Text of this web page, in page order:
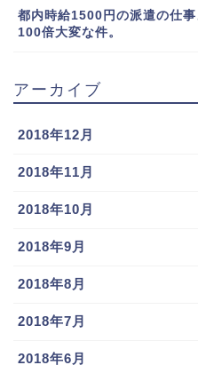
都内時給1500円の派遣の仕
100倍大変な件。
アーカイブ
2018年12月
2018年11月
2018年10月
2018年9月
2018年8月
2018年7月
2018年6月